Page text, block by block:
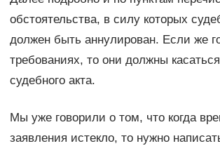
обстоятельства, в силу которых
должен быть аннулирован. Если же
требованиях, то они должны
судебного акта.
Мы уже говорили о том, что когда
заявления истекло, то нужно